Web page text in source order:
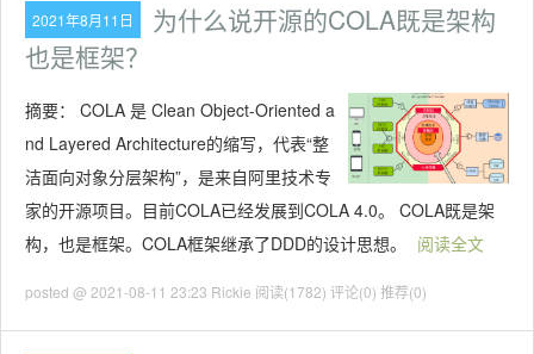
2021年8月11日
为什么说开源的COLA既是架构
也是框架？
摘要： COLA 是 Clean Object-Oriented a
nd Layered Architecture的缩写，代表“整
洁面向对象分层架构”，是来自阿里技术专
家的开源项目。目前COLA已经发展到COLA 4.0。 COLA既是架
构，也是框架。COLA框架继承了DDD的设计思想。
阅读全文
posted @ 2021-08-11 23:23 Rickie 阅读(1782) 评论(0) 推荐(0)